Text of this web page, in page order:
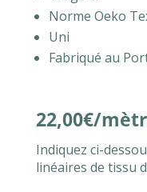
Norme Oeko
Uni
Fabriqué au
22,00€
Indiquez ci-
linéaires de tissu